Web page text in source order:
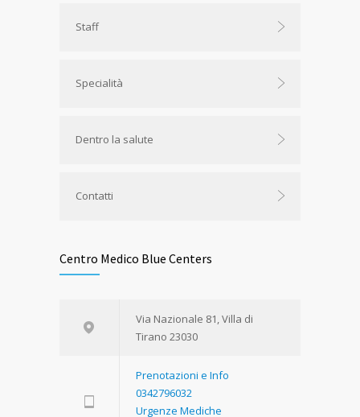
Staff
Specialità
Dentro la salute
Contatti
Centro Medico Blue Centers
Via Nazionale 81, Villa di
Tirano 23030
Prenotazioni e Info
0342796032
Urgenze Mediche